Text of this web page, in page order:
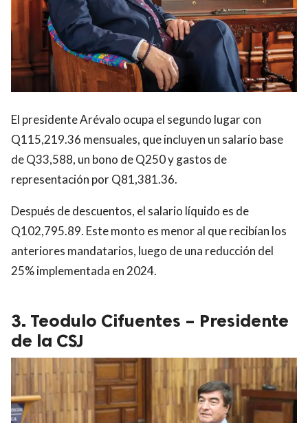
El presidente Arévalo ocupa el segundo lugar con
Q115,219.36 mensuales, que incluyen un salario base
de Q33,588, un bono de Q250 y gastos de
representación por Q81,381.36.
Después de descuentos, el salario líquido es de
Q102,795.89. Este monto es menor al que recibían los
anteriores mandatarios, luego de una reducción del
25% implementada en 2024.
3. Teodulo Cifuentes – Presidente
de la CSJ